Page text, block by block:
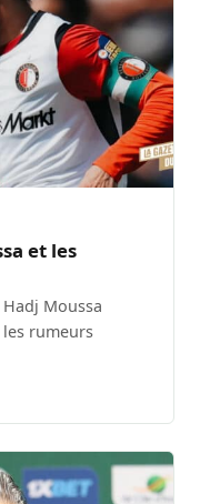
et les
Moussa
rumeurs